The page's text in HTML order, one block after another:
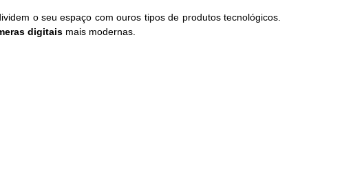
o seu espaço com ouros tipos de produtos tecnológicos.
digitais mais modernas.